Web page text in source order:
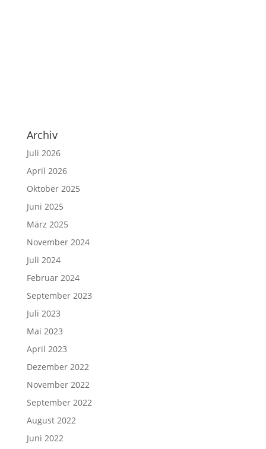
Archiv
Juli 2026
April 2026
Oktober 2025
Juni 2025
März 2025
November 2024
Juli 2024
Februar 2024
September 2023
Juli 2023
Mai 2023
April 2023
Dezember 2022
November 2022
September 2022
August 2022
Juni 2022